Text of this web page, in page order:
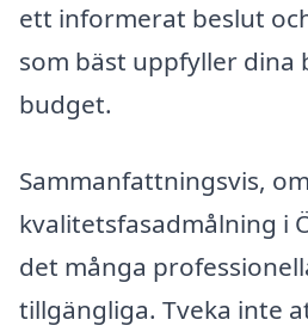
ett informerat beslut
som bäst uppfyller dina
budget.
Sammanfattningsvis,
kvalitetsfasadmålning i
det många
tillgängliga. Tveka inte